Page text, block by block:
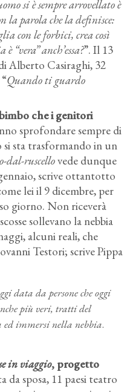
si è sempre arrovellato è
la parola che la definisce:
con le forbici, crea così
anch’essa?”. Il 13
Alberto Casiraghi, 32
Quando ti guardo
che i genitori
sprofondare sempre di
si sta trasformando in un
dal-ruscellovede dunque
scrive ottantotto
lei il 9 dicembre, per
giorno. Non riceverà
sollevano la nebbia
alcuni reali, che
Testori; scrive Pippa
data da persone che oggi
più veri, tratti del
ed immersi nella nebbia.
in viaggio, progetto
sposa, 11 paesi teatro